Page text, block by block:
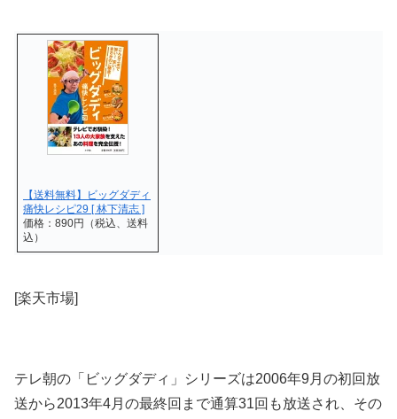
【送料無料】ビッグダディ
痛快レシピ29 [ 林下清志 ]
価格：890円（税込、送料
込）
[楽天市場]
テレ朝の「ビッグダディ」シリーズは2006年9月の初回放
送から2013年4月の最終回まで通算31回も放送され、その